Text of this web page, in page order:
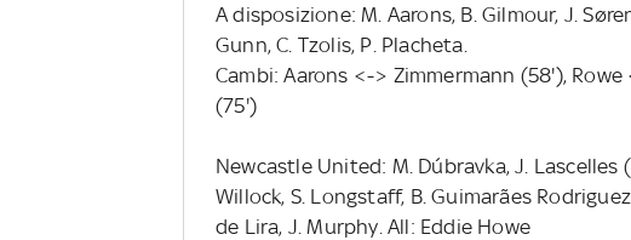
A disposizione: M. Aarons, B. Gilmour, J.
Gunn, C. Tzolis, P. Placheta.
Cambi: Aarons <-> Zimmermann (58'),
(75')
Newcastle United: M. Dúbravka, J. Lascelles
Willock, S. Longstaff, B. Guimarães
de Lira, J. Murphy. All: Eddie Howe